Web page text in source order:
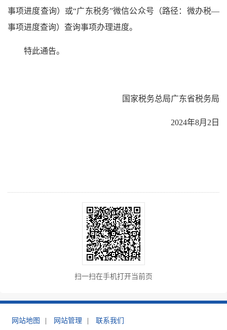
事项进度查询）或“广东税务”微信公众号（路径：微办税—
事项进度查询）查询事项办理进度。
特此通告。
国家税务总局广东省税务局
2024年8月2日
扫一扫在手机打开当前页
网站地图 网站管理 联系我们